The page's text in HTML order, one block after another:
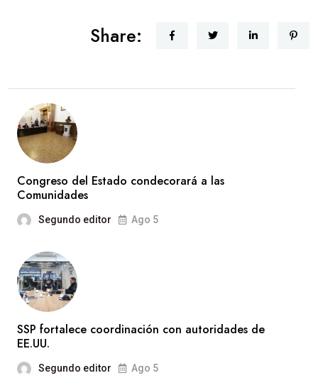
Share:
Congreso del Estado condecorará a las
Comunidades
Segundo editor Ago 5
SSP fortalece coordinación con autoridades de
EE.UU.
Segundo editor Ago 5